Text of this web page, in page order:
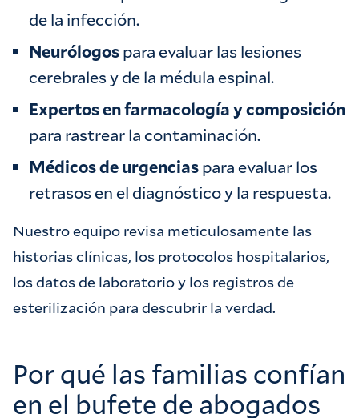
de la infección.
Neurólogospara evaluar las lesiones
cerebrales y de la médula espinal.
Expertos en farmacología y composición
para rastrear la contaminación.
Médicos de urgenciaspara evaluar los
retrasos en el diagnóstico y la respuesta.
Nuestro equipo revisa meticulosamente las
historias clínicas, los protocolos hospitalarios,
los datos de laboratorio y los registros de
esterilización para descubrir la verdad.
Por qué las familias confían
en el bufete de abogados